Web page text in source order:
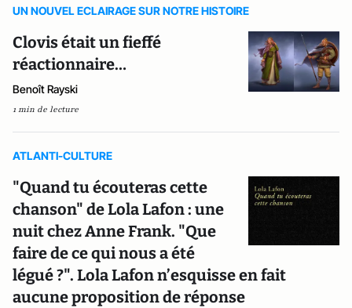
UN NOUVEL ECLAIRAGE SUR NOTRE HISTOIRE
Clovis était un fieffé
réactionnaire…
Benoît Rayski
1 min de lecture
ATLANTI-CULTURE
"Quand tu écouteras cette
chanson" de Lola Lafon : une
nuit chez Anne Frank. "Que
faire de ce qui nous a été
légué ?". Lola Lafon n’esquisse en fait
aucune proposition de réponse